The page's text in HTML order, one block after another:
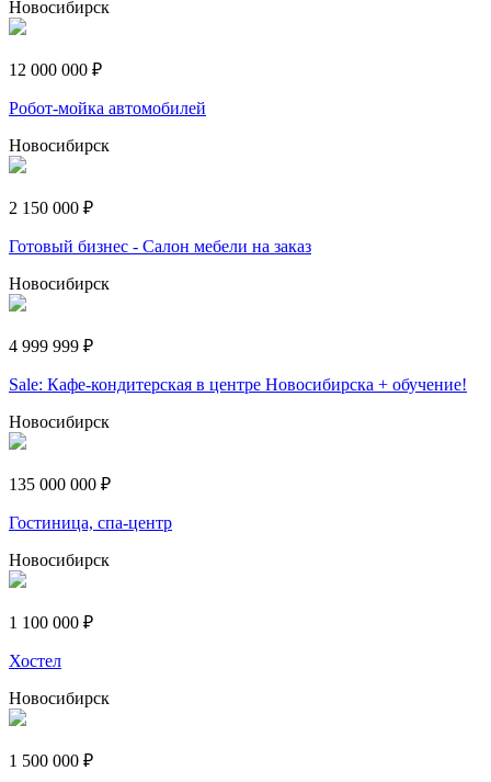
Новосибирск
12 000 000 ₽
Робот-мойка автомобилей
Новосибирск
2 150 000 ₽
Готовый бизнес - Салон мебели на заказ
Новосибирск
4 999 999 ₽
Sale: Кафе-кондитерская в центре Новосибирска + обучение!
Новосибирск
135 000 000 ₽
Гостиница, спа-центр
Новосибирск
1 100 000 ₽
Хостел
Новосибирск
1 500 000 ₽